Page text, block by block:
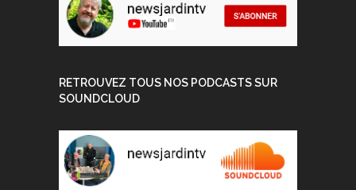
RETROUVEZ TOUS NOS PODCASTS SUR
SOUNDCLOUD